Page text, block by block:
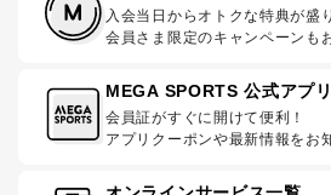
入会当日からオトクな特典が盛
会員さま限定のキャンペーンも
MEGA SPORTS 公式アプリ
会員証がすぐに開けて便利！
アプリクーポンや最新情報をお